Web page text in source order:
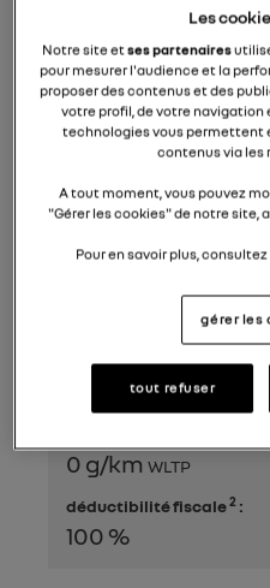
TWINGO E-
ELECTRIC
evolution 80 hp
prix catalogue conseillé
renting financier à
0 g/km WLTP
déductibilité fiscale2 :
100 %
Les
Notre site etses partenaires
pour mesurer l'audience et la
proposer des contenus et des
votre profil, de votre navigation
technologies vous permettent
contenus via les
A tout moment, vous pouvez
"Gérer les cookies" de notre site,
Pour en savoir plus,
gérer les
tout refuser